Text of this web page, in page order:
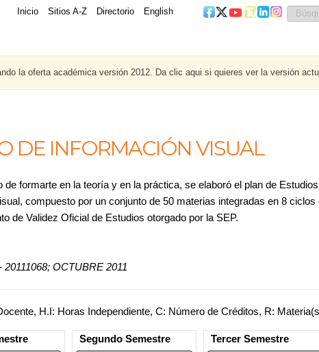
Inicio Sitios A-Z Directorio English
la oferta académica versión 2012. Da clic aqui si quieres ver la versión
DE INFORMACIÓN VISUAL
de formarte en la teoría y en la práctica, se elaboró el plan de
compuesto por un conjunto de 50 materias integradas en 8
de Validez Oficial de Estudios otorgado por la SEP.
OCTUBRE 2011
H.I: Horas Independiente, C: Número de Créditos, R:
Segundo Semestre Tercer Semestre